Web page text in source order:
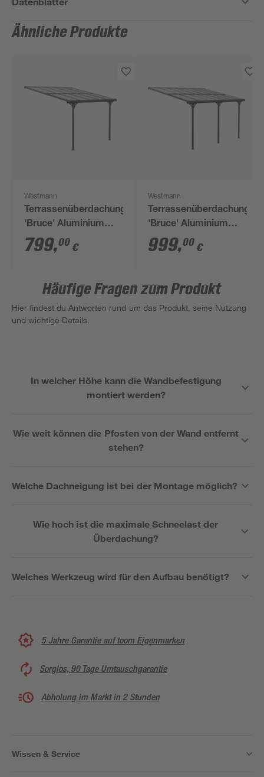
Ähnliche Produkte
Westmann
Terrassenüberdachung
'Bruce' Aluminium
schwarz 300 x 313 x
270 cm
799,00 €
Westmann
Terrassenüberdachung
'Bruce' Aluminium
schwarz 300 x 435 x
270 cm
999,00 €
Häufige Fragen zum Produkt
Hier findest du Antworten rund um das Produkt, seine Nutzung
und wichtige Details.
In welcher Höhe kann die Wandbefestigung
montiert werden?
Wie weit können die Pfosten von der Wand entfernt
stehen?
Welche Dachneigung ist bei der Montage möglich?
Wie hoch ist die maximale Schneelast der
Überdachung?
Welches Werkzeug wird für den Aufbau benötigt?
5 Jahre Garantie auf toom Eigenmarken
Sorglos, 90 Tage Umtauschgarantie
Abholung im Markt in 2 Stunden
Wissen & Service